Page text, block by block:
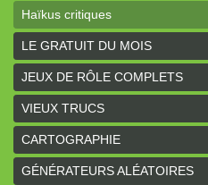
Haïkus critiques
LE GRATUIT DU MOIS
JEUX DE RÔLE COMPLETS
VIEUX TRUCS
CARTOGRAPHIE
GÉNÉRATEURS ALÉATOIRES